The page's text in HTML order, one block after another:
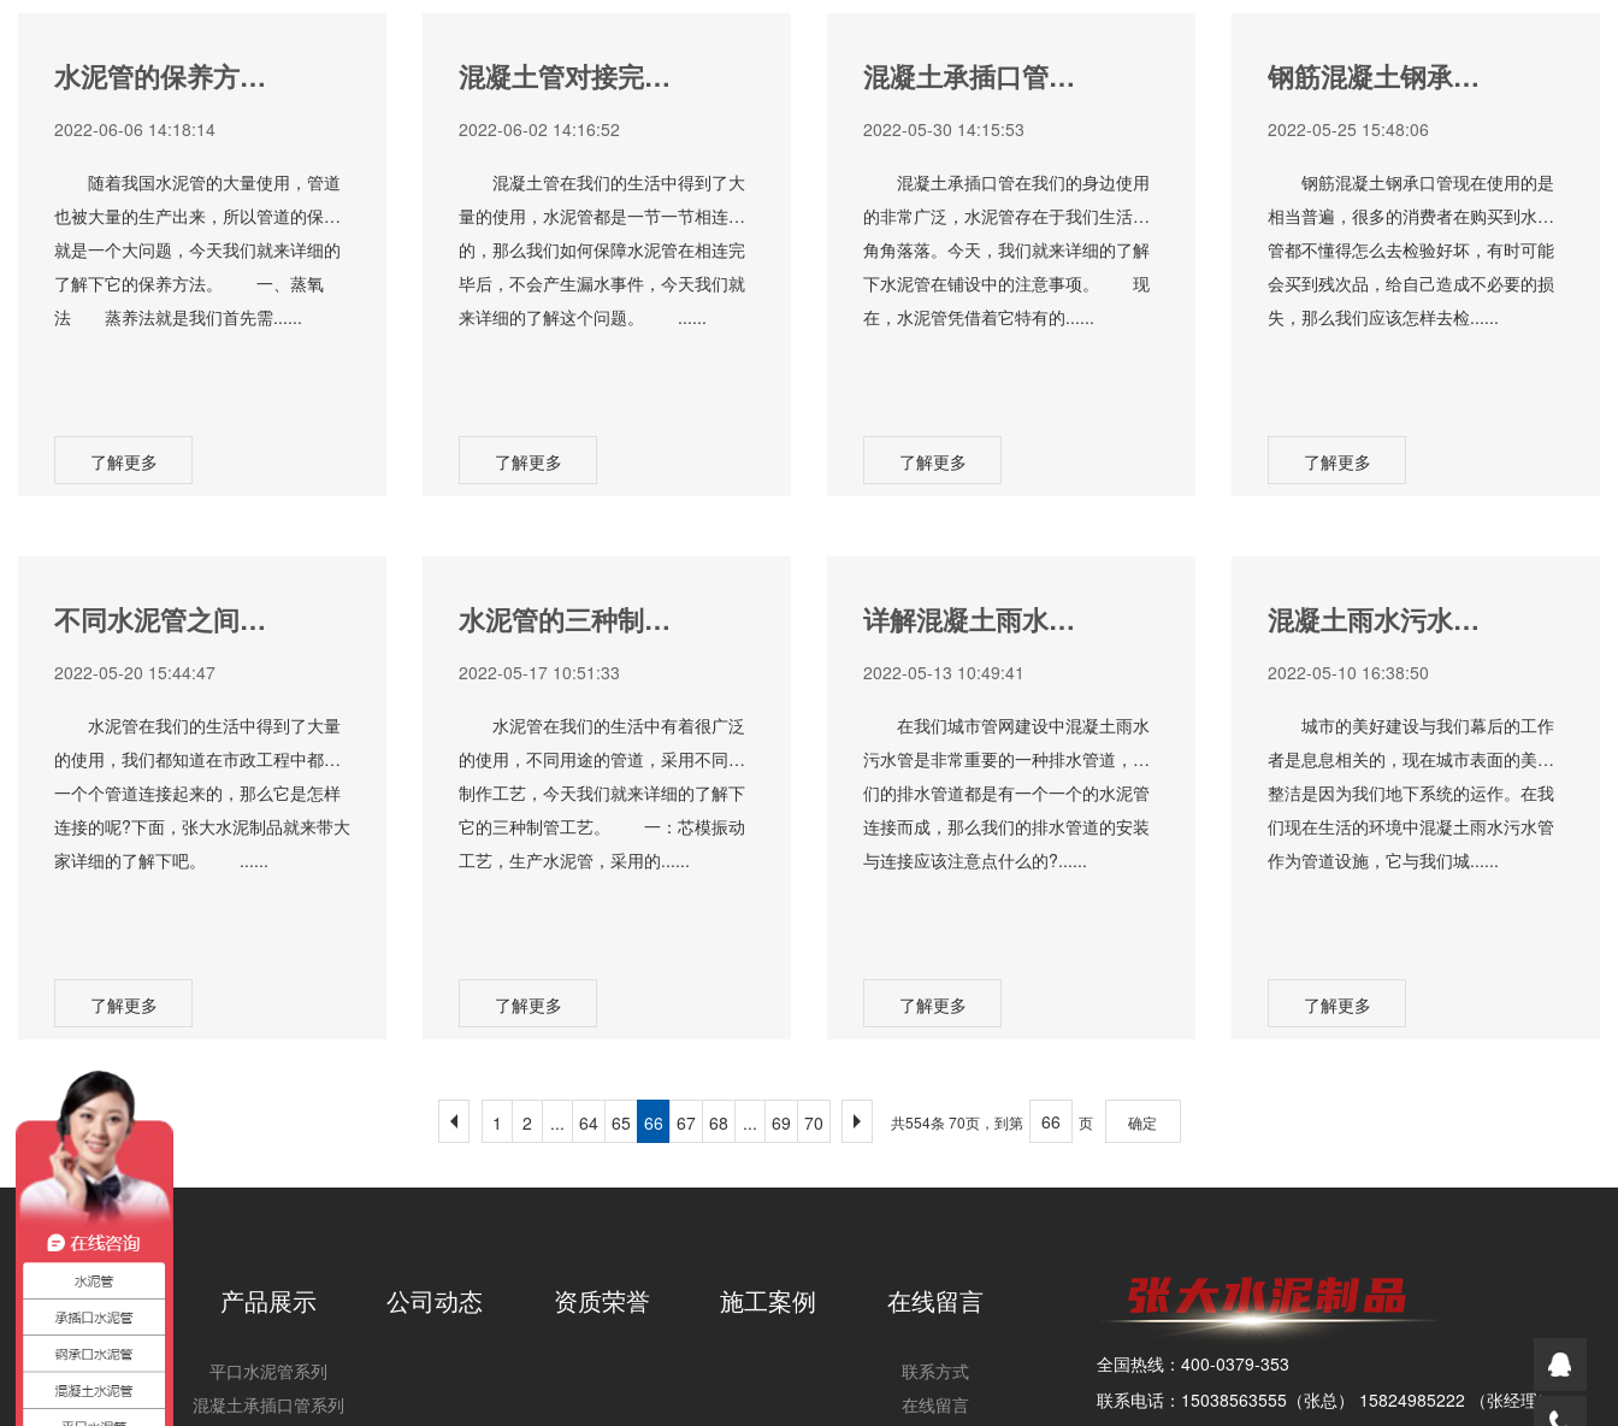
水泥管的保养方法
有哪些
2022-06-06 14:18:14
随着我国水泥管的大量使用，管道
也被大量的生产出来，所以管道的保养
就是一个大问题，今天我们就来详细的
了解下它的保养方法。 一、蒸氧
法 蒸养法就是我们首先需......
了解更多
混凝土管对接完毕
后如何保障不漏水
2022-06-02 14:16:52
混凝土管在我们的生活中得到了大
量的使用，水泥管都是一节一节相连
的，那么我们如何保障水泥管在相连完
毕后，不会产生漏水事件，今天我们就
来详细的了解这个问题。 ......
了解更多
混凝土承插口管在
铺设中的注意事项
2022-05-30 14:15:53
混凝土承插口管在我们的身边使用
的非常广泛，水泥管存在于我们生活的
角角落落。今天，我们就来详细的了解
下水泥管在铺设中的注意事项。 现
在，水泥管凭借着它特有的......
了解更多
钢筋混凝土钢承口
管怎么检验
2022-05-25 15:48:06
钢筋混凝土钢承口管现在使用的是
相当普遍，很多的消费者在购买到水泥
管都不懂得怎么去检验好坏，有时可能
会买到残次品，给自己造成不必要的损
失，那么我们应该怎样去检......
了解更多
不同水泥管之间是
怎么连接的
2022-05-20 15:44:47
水泥管在我们的生活中得到了大量
的使用，我们都知道在市政工程中都是
一个个管道连接起来的，那么它是怎样
连接的呢?下面，张大水泥制品就来带大
家详细的了解下吧。 ......
了解更多
水泥管的三种制管
工艺
2022-05-17 10:51:33
水泥管在我们的生活中有着很广泛
的使用，不同用途的管道，采用不同的
制作工艺，今天我们就来详细的了解下
它的三种制管工艺。 一：芯模振动
工艺，生产水泥管，采用的......
了解更多
详解混凝土雨水污
水管的排管方式
2022-05-13 10:49:41
在我们城市管网建设中混凝土雨水
污水管是非常重要的一种排水管道，我
们的排水管道都是有一个一个的水泥管
连接而成，那么我们的排水管道的安装
与连接应该注意点什么的?......
了解更多
混凝土雨水污水管
在城市规划中的地
2022-05-10 16:38:50
城市的美好建设与我们幕后的工作
者是息息相关的，现在城市表面的美观
整洁是因为我们地下系统的运作。在我
们现在生活的环境中混凝土雨水污水管
作为管道设施，它与我们城......
了解更多
1 2 ... 64 65 66 67 68 ... 69 70 共554条 70页，到第 页 确定
关于我们
公司简介
产品展示
平口水泥管系列
混凝土承插口管系列
公司动态 资质荣誉 施工案例 在线留言
联系方式
在线留言
全国热线：400-0379-353
联系电话：15038563555（张总） 15824985222 （张经理）